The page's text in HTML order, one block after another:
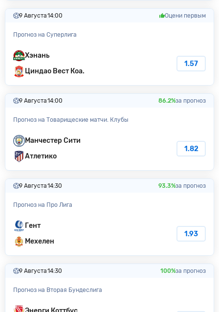
9 Августа14:00 Оцени первым
Прогноз на Суперлига
Хэнань
Циндао Вест Коа.
1.57
9 Августа14:00 86.2%за прогноз
Прогноз на Товарищеские матчи. Клубы
Манчестер Сити
Атлетико
1.82
9 Августа14:30 93.3%за прогноз
Прогноз на Про Лига
Гент
Мехелен
1.93
9 Августа14:30 100%за прогноз
Прогноз на Вторая Бундеслига